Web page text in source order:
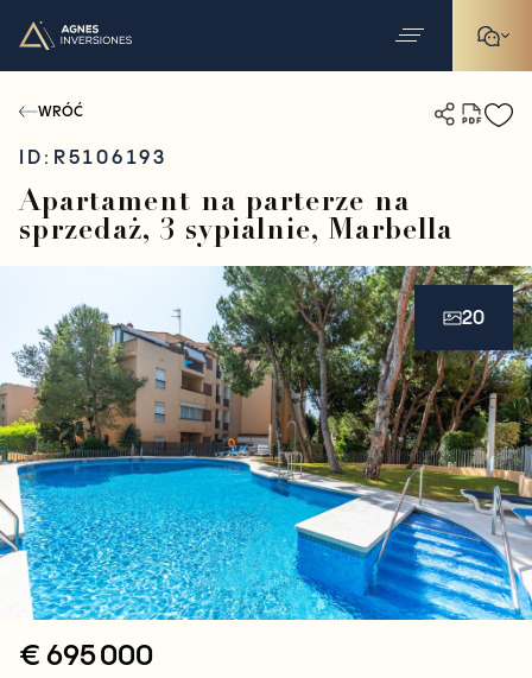
WRÓĆ
ID: R5106193
Apartament na parterze na
sprzedaż, 3 sypialnie, Marbella
20
€ 695 000